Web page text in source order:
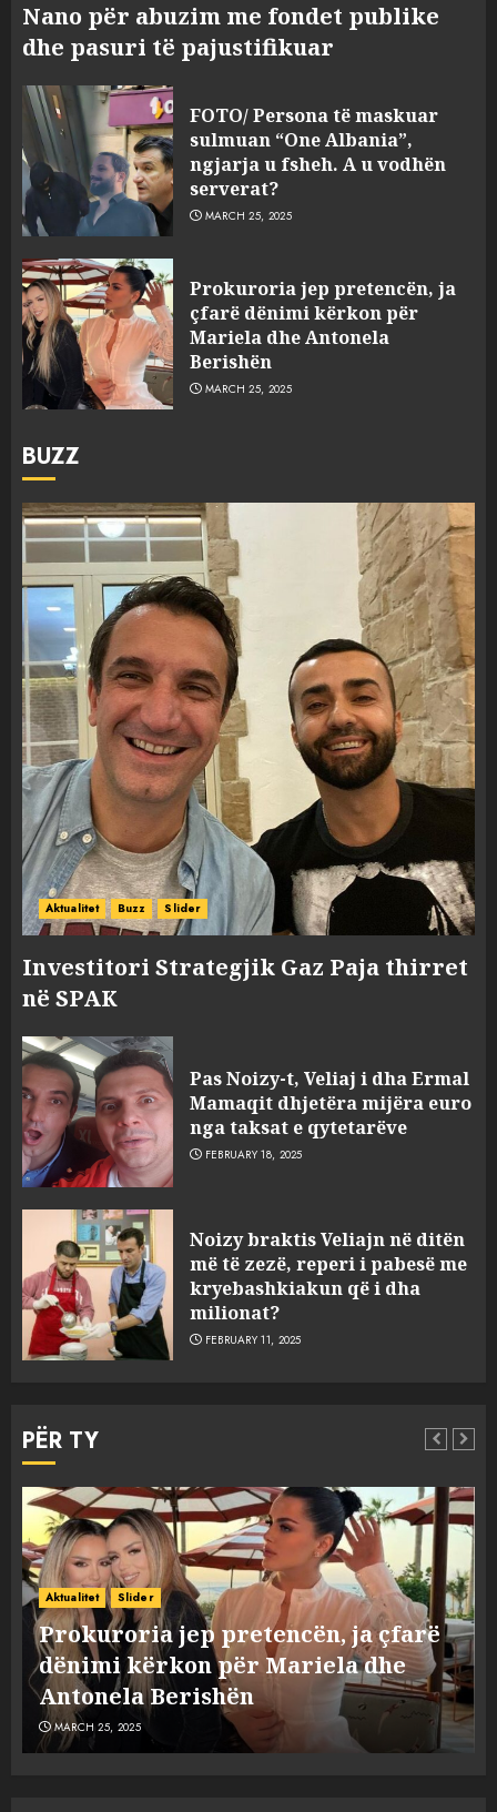
Nano për abuzim me fondet publike
dhe pasuri të pajustifikuar
FOTO/ Persona të maskuar
sulmuan “One Albania”,
ngjarja u fsheh. A u vodhën
serverat?
MARCH 25, 2025
Prokuroria jep pretencën, ja
çfarë dënimi kërkon për
Mariela dhe Antonela
Berishën
MARCH 25, 2025
BUZZ
Aktualitet Buzz Slider
Investitori Strategjik Gaz Paja thirret
në SPAK
Pas Noizy-t, Veliaj i dha Ermal
Mamaqit dhjetëra mijëra euro
nga taksat e qytetarëve
FEBRUARY 18, 2025
Noizy braktis Veliajn në ditën
më të zezë, reperi i pabesë me
kryebashkiakun që i dha
milionat?
FEBRUARY 11, 2025
PËR TY
Aktualitet Slider
Prokuroria jep pretencën, ja çfarë
dënimi kërkon për Mariela dhe
Antonela Berishën
MARCH 25, 2025
3
sulmuan “One Albania”,
ngjarja u fsheh. A u vodhën
serverat?
MARCH 25, 2025
4 MARCH 25, 2025
5
“Ai që drejtonte makinën më
ngjau me Talo Çelën”,
dëshmia e Nuredin Dumanit
flet për PERSONAT që e
plagosën!
MARCH 25, 2025
Punonjësja e UKT akuzon